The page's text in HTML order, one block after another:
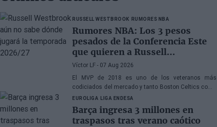
RUSSELL WESTBROOK RUMORES NBA
Rumores NBA: Los 3 pesos
pesados de la Conferencia Este
que quieren a Russell
Westbrook
Víctor LF - 07 Aug 2026
El MVP de 2018 es uno de los veteranos más
codiciados del mercado y tanto Boston Celtics como
Cleveland Cavaliers y Detroit Pistons estarían
interesados en hacerse con sus servicios
EUROLIGA LIGA ENDESA
Barça ingresa 3 millones en
traspasos tras verano caótico